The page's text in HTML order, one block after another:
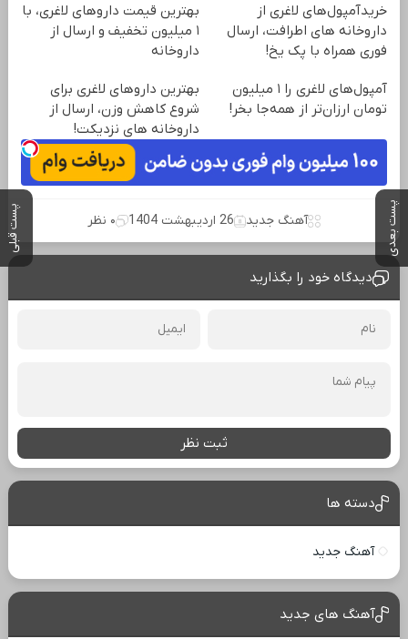
پست بعدی پست قبلی
خریدآمپول‌های لاغری از
داروخانه های اطرافت، ارسال
فوری همراه با پک یخ!
بهترین قیمت داروهای لاغری، با
۱ میلیون تخفیف و ارسال از
داروخانه‌
آمپول‌های لاغری را ۱ میلیون
تومان ارزان‌تر از همه‌جا بخر!
بهترین داروهای لاغری برای
شروع کاهش وزن، ارسال از
داروخانه های نزدیکت!
آهنگ جدید 26 اردیبهشت 1404 ۰ نظر
دیدگاه خود را بگذارید
ثبت نظر
دسته ها
آهنگ جدید
آهنگ های جدید